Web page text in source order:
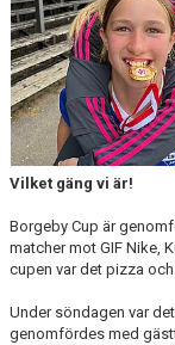
Vilket gäng vi är!
Borgeby Cup är
matcher mot GIF Nike,
cupen var det pizza
Under söndagen var
genomfördes med